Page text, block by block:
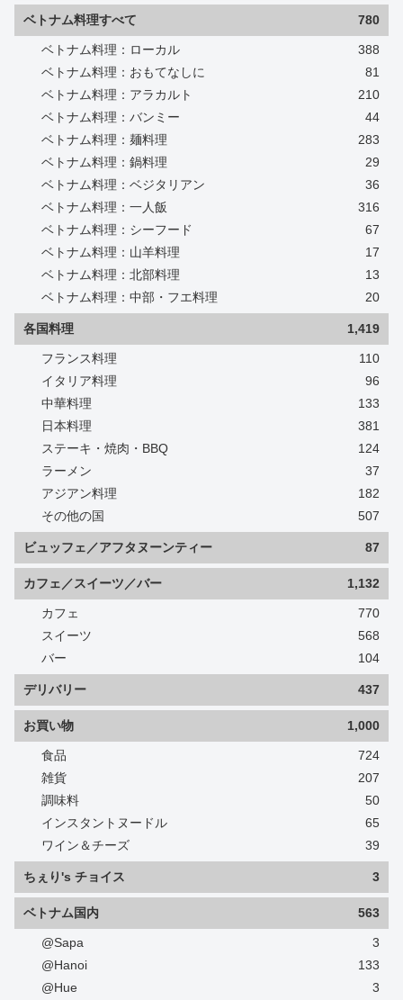
ベトナム料理すべて 780
ベトナム料理：ローカル
388
ベトナム料理：おもてなしに
81
ベトナム料理：アラカルト
210
ベトナム料理：バンミー
44
ベトナム料理：麺料理
283
ベトナム料理：鍋料理
29
ベトナム料理：ベジタリアン
36
ベトナム料理：一人飯
316
ベトナム料理：シーフード
67
ベトナム料理：山羊料理
17
ベトナム料理：北部料理
13
ベトナム料理：中部・フエ料理
20
各国料理 1,419
フランス料理
110
イタリア料理
96
中華料理
133
日本料理
381
ステーキ・焼肉・BBQ
124
ラーメン
37
アジアン料理
182
その他の国
507
ビュッフェ／アフタヌーンティー 87
カフェ／スイーツ／バー 1,132
カフェ
770
スイーツ
568
バー
104
デリバリー 437
お買い物 1,000
食品
724
雑貨
207
調味料
50
インスタントヌードル
65
ワイン＆チーズ
39
ちぇり's チョイス 3
ベトナム国内 563
@Sapa
3
@Hanoi
133
@Hue
3